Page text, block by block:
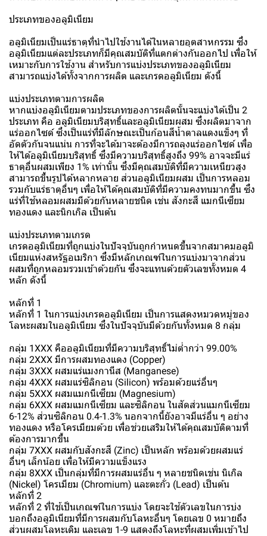
ประเภทของอลูมิเนียม
อลูมิเนียมเป็นแร่ธาตุที่นำไปใช้งานได้ในหลายอุตสาหกรรม ซึ่ง
อลูมิเนียมแต่ละประเภทก็มีคุณสมบัติที่แตกต่างกันออกไป เพื่อให้
เหมาะกับการใช้งาน สำหรับการแบ่งประเภทของอลูมิเนียม
สามารถแบ่งได้ทั้งจากการผลิต และเกรดอลูมิเนียม ดังนี้
แบ่งประเภทตามการผลิต
หากแบ่งอลูมิเนียมตามประเภทของการผลิตนั้นจะแบ่งได้เป็น 2
ประเภท คือ อลูมิเนียมบริสุทธิ์และอลูมิเนียมผสม ซึ่งผลิตมาจาก
แร่ออกไซด์ ซึ่งเป็นแร่ที่มีลักษณะเป็นก้อนสีน้ำตาลแดงแข็งๆ ที่
อัดตัวกันจนแน่น การที่จะได้มาจะต้องมีการถลุงแร่ออกไซด์ เพื่อ
ให้ได้อลูมิเนียมบริสุทธิ์ ซึ่งมีความบริสุทธิ์สูงถึง 99% อาจจะมีแร่
ธาตุอื่นผสมเพียง 1% เท่านั้น ซึ่งมีคุณสมบัติที่มีความเหนียวสูง
สามารถขึ้นรูปได้หลากหลาย ส่วนอลูมิเนียมผสม เป็นการหลอม
รวมกับแร่ธาตุอื่นๆ เพื่อให้ได้คุณสมบัติที่มีความคงทนมากขึ้น ซึ่ง
แร่ที่ใช้หลอมผสมมีด้วยกันหลายชนิด เช่น สังกะสี แมกนีเซียม
ทองแดง และนิกเกิล เป็นต้น
แบ่งประเภทตามเกรด
เกรดอลูมิเนียมที่ถูกแบ่งในปัจจุบันถูกกำหนดขึ้นจากสมาคมอลูมิ
เนียมแห่งสหรัฐอเมริกา ซึ่งมีหลักเกณฑ์ในการแบ่งมาจากส่วน
ผสมที่ถูกหลอมรวมเข้าด้วยกัน ซึ่งจะแทนด้วยตัวเลขทั้งหมด 4
หลัก ดังนี้
หลักที่ 1
หลักที่ 1 ในการแบ่งเกรดอลูมิเนียม เป็นการแสดงหมวดหมู่ของ
โลหะผสมในอลูมิเนียม ซึ่งในปัจจุบันมีด้วยกันทั้งหมด 8 กลุ่ม
กลุ่ม 1XXX คืออลูมิเนียมที่มีความบริสุทธิ์ไม่ต่ำกว่า 99.00%
กลุ่ม 2XXX มีการผสมทองแดง (Copper)
กลุ่ม 3XXX ผสมแร่แมงกานีส (Manganese)
กลุ่ม 4XXX ผสมแร่ซิลิกอน (Silicon) พร้อมด้วยแร่อื่นๆ
กลุ่ม 5XXX ผสมแมกนีเซียม (Magnesium)
กลุ่ม 6XXX ผสมแมกนีเซียม และซิลิกอน ในสัดส่วนแมกนีเซียม
6-12% ส่วนซิลิกอน 0.4-1.3% นอกจากนี้ยังอาจมีแร่อื่น ๆ อย่าง
ทองแดง หรือโครเมียมด้วย เพื่อช่วยเสริมให้ได้คุณสมบัติตามที่
ต้องการมากขึ้น
กลุ่ม 7XXX ผสมกับสังกะสี (Zinc) เป็นหลัก พร้อมด้วยผสมแร่
อื่นๆ เล็กน้อย เพื่อให้มีความแข็งแรง
กลุ่ม 8XXX เป็นกลุ่มที่มีการผสมแร่อื่น ๆ หลายชนิดเช่น นิเกิล
(Nickel) โครเมียม (Chromium) และตะกั่ว (Lead) เป็นต้น
หลักที่ 2
หลักที่ 2 ที่ใช้เป็นเกณฑ์ในการแบ่ง โดยจะใช้ตัวเลขในการบ่ง
บอกถึงอลูมิเนียมที่มีการผสมกับโลหะอื่นๆ โดยเลข 0 หมายถึง
ส่วนผสมโลหะเดิม และเลข 1-9 แสดงถึงโลหะที่ผสมเพิ่มเข้าไป